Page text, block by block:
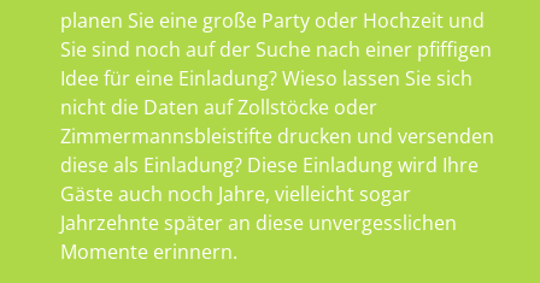
planen Sie eine große Party oder Hochzeit und
Sie sind noch auf der Suche nach einer pfiffigen
Idee für eine Einladung? Wieso lassen Sie sich
nicht die Daten auf Zollstöcke oder
Zimmermannsbleistifte drucken und versenden
diese als Einladung? Diese Einladung wird Ihre
Gäste auch noch Jahre, vielleicht sogar
Jahrzehnte später an diese unvergesslichen
Momente erinnern.